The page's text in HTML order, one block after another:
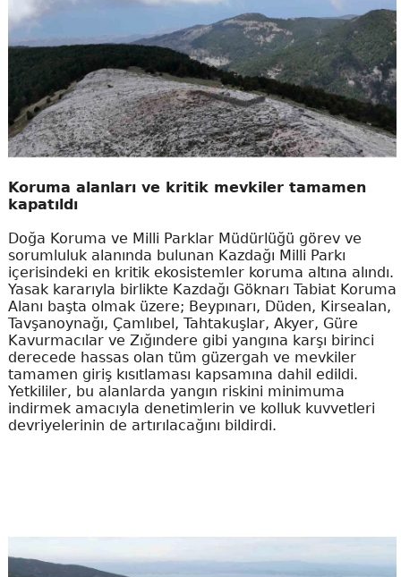
Koruma alanları ve kritik mevkiler tamamen
kapatıldı
Doğa Koruma ve Milli Parklar Müdürlüğü görev ve
sorumluluk alanında bulunan Kazdağı Milli Parkı
içerisindeki en kritik ekosistemler koruma altına alındı.
Yasak kararıyla birlikte Kazdağı Göknarı Tabiat Koruma
Alanı başta olmak üzere; Beypınarı, Düden, Kirsealan,
Tavşanoynağı, Çamlıbel, Tahtakuşlar, Akyer, Güre
Kavurmacılar ve Zığındere gibi yangına karşı birinci
derecede hassas olan tüm güzergah ve mevkiler
tamamen giriş kısıtlaması kapsamına dahil edildi.
Yetkililer, bu alanlarda yangın riskini minimuma
indirmek amacıyla denetimlerin ve kolluk kuvvetleri
devriyelerinin de artırılacağını bildirdi.